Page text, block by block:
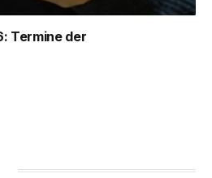
Termine der